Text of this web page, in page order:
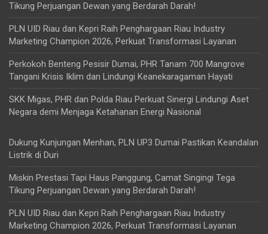
Tikung Perjuangan Dewan yang Berdarah Darah!
PLN UID Riau dan Kepri Raih Penghargaan Riau Industry
Marketing Champion 2026, Perkuat Transformasi Layanan
Perkokoh Benteng Pesisir Dumai, PHR Tanam 700 Mangrove
Tangani Krisis Iklim dan Lindungi Keanekaragaman Hayati
SKK Migas, PHR dan Polda Riau Perkuat Sinergi Lindungi Aset
Negara demi Menjaga Ketahanan Energi Nasional
Dukung Kunjungan Menhan, PLN UP3 Dumai Pastikan Keandalan
Listrik di Duri
Miskin Prestasi Tapi Haus Panggung, Camat Singingi Tega
Tikung Perjuangan Dewan yang Berdarah Darah!
PLN UID Riau dan Kepri Raih Penghargaan Riau Industry
Marketing Champion 2026, Perkuat Transformasi Layanan